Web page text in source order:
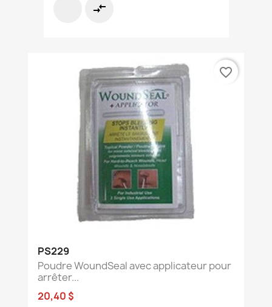
compare_arrows
PS229
Poudre WoundSeal avec applicateur pour
arrêter...
20,40 $
favorite_border